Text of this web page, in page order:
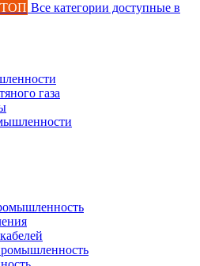
ТОП Все категории доступные в
газа